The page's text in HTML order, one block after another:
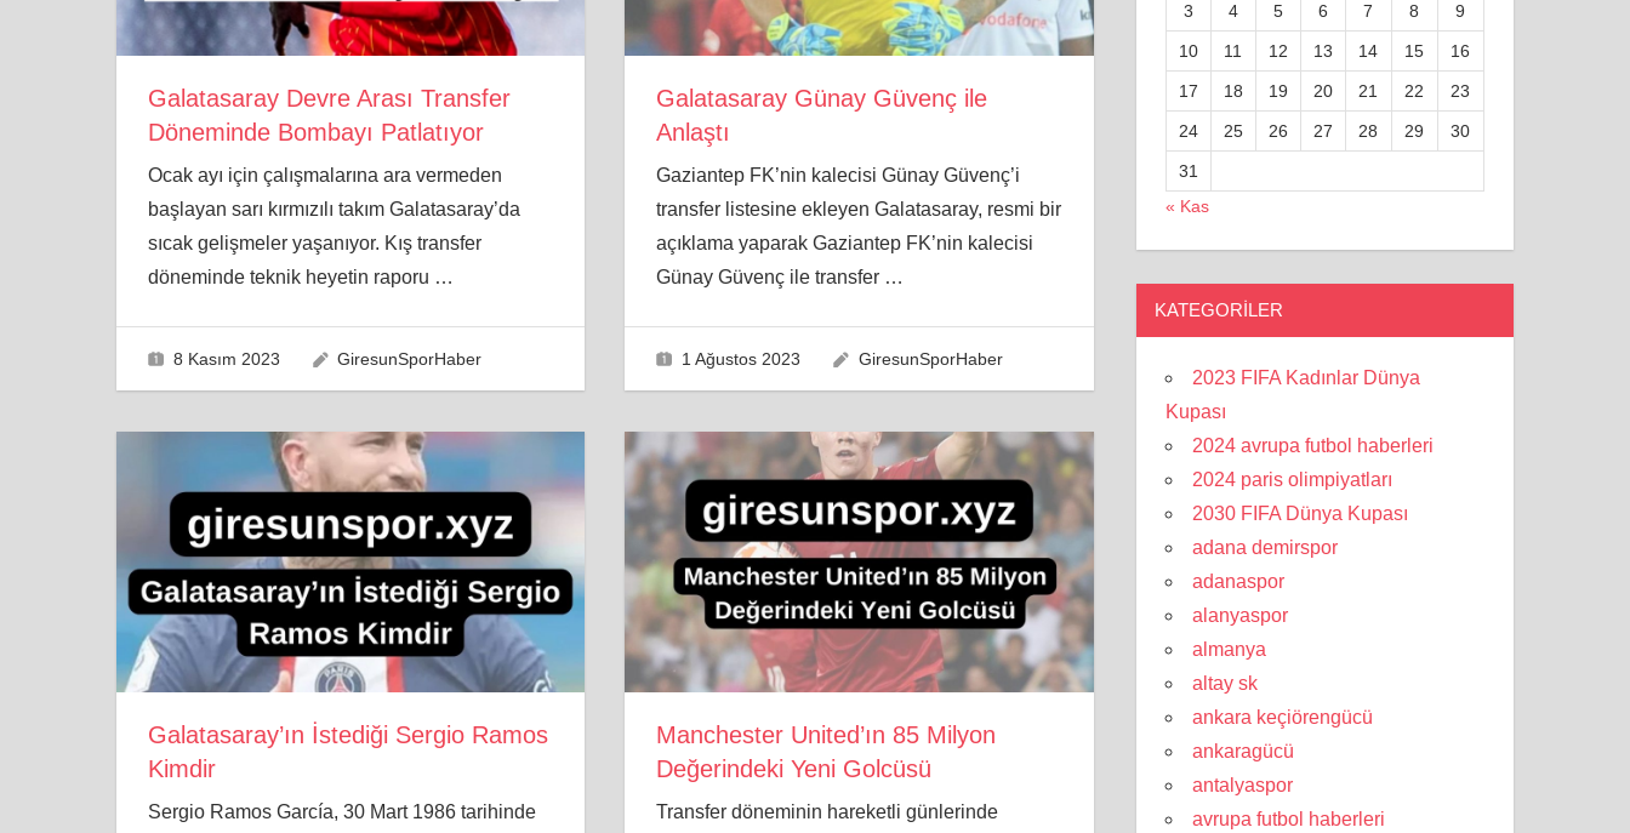
Galatasaray Devre Arası Transfer
Döneminde Bombayı Patlatıyor
Ocak ayı için çalışmalarına ara vermeden
başlayan sarı kırmızılı takım Galatasaray’da
sıcak gelişmeler yaşanıyor. Kış transfer
döneminde teknik heyetin raporu …
8 Kasım 2023 GiresunSporHaber
Galatasaray Günay Güvenç ile
Anlaştı
Gaziantep FK’nin kalecisi Günay Güvenç’i
transfer listesine ekleyen Galatasaray, resmi bir
açıklama yaparak Gaziantep FK’nin kalecisi
Günay Güvenç ile transfer …
1 Ağustos 2023 GiresunSporHaber
Galatasaray’ın İstediği Sergio Ramos
Kimdir
Sergio Ramos García, 30 Mart 1986 tarihinde
Manchester United’ın 85 Milyon
Değerindeki Yeni Golcüsü
Transfer döneminin hareketli günlerinde
3 4 5 6 7 8 9
10 11 12 13 14 15 16
17 18 19 20 21 22 23
24 25 26 27 28 29 30
31
« Kas
KATEGORILER
2023 FIFA Kadınlar Dünya
Kupası
2024 avrupa futbol haberleri
2024 paris olimpiyatları
2030 FIFA Dünya Kupası
adana demirspor
adanaspor
alanyaspor
almanya
altay sk
ankara keçiörengücü
ankaragücü
antalyaspor
avrupa futbol haberleri